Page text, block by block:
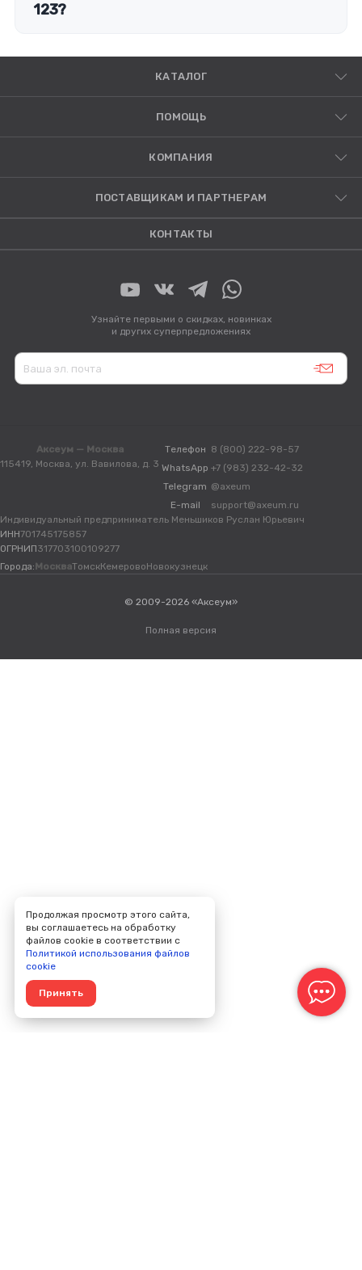
123?
КАТАЛОГ
ПОМОЩЬ
КОМПАНИЯ
ПОСТАВЩИКАМ И ПАРТНЕРАМ
КОНТАКТЫ
Узнайте первыми о скидках, новинках
и других суперпредложениях
Аксеум — Москва
115419, Москва, ул. Вавилова, д. 3
Телефон 8 (800) 222-98-57
WhatsApp +7 (983) 232-42-32
Telegram @axeum
E-mail
support@axeum.ru
Индивидуальный предприниматель Меньшиков Руслан Юрьевич
ИНН701745175857
ОГРНИП317703100109277
Города: МоскваТомскКемеровоНовокузнецк
© 2009-2026 «Аксеум»
Полная версия
Продолжая просмотр этого сайта,
вы соглашаетесь на обработку
файлов cookie в соответствии с
Политикой использования файлов
cookie
Принять